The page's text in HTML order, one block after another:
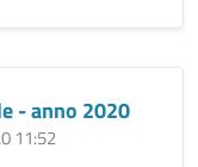
- anno 2020
11:52